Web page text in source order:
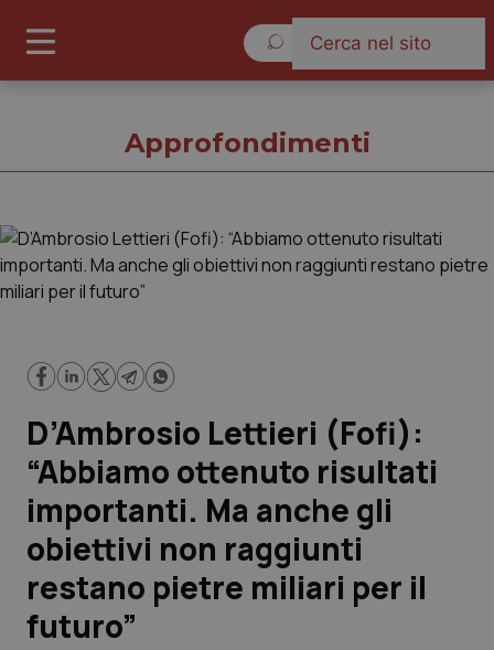
Governo e Parlamento
Regioni e Asl
Lavoro e Professioni
Scienza e Farmaci
Studi e Analisi
Approfondimenti
D’Ambrosio Lettieri (Fofi):
“Abbiamo ottenuto risultati
importanti. Ma anche gli
obiettivi non raggiunti
restano pietre miliari per il
futuro”